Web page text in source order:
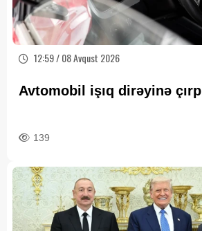
12:59 / 08 Avqust 2026
Avtomobil işıq dirəyinə
139